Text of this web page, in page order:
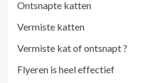
Ontsnapte katten
Vermiste katten
Vermiste kat of ontsnapt ?
Flyeren is heel effectief